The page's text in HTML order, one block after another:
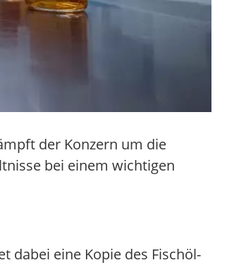
der Konzern um die
bei einem wichtigen
dabei eine Kopie des Fischöl-